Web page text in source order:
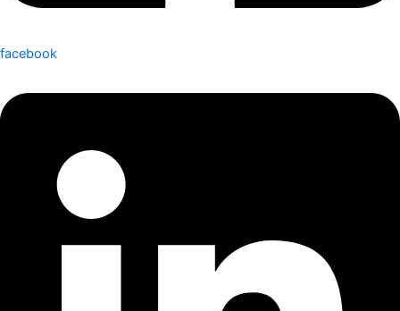
facebook